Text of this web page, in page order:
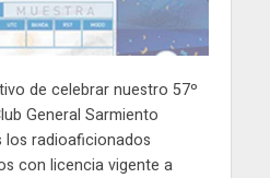
de celebrar nuestro 57º
General Sarmiento
los radioaficionados
con licencia vigente a